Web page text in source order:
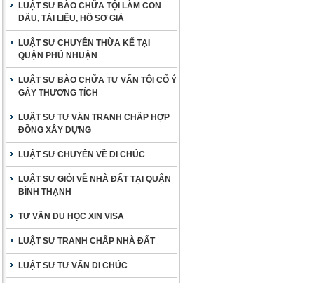
LUẬT SƯ BÀO CHỮA TỘI LÀM CON
DẤU, TÀI LIỆU, HỒ SƠ GIẢ
LUẬT SƯ CHUYÊN THỪA KẾ TẠI
QUẬN PHÚ NHUẬN
LUẬT SƯ BÀO CHỮA TƯ VẤN TỘI CỐ Ý
GÂY THƯƠNG TÍCH
LUẬT SƯ TƯ VẤN TRANH CHẤP HỢP
ĐỒNG XÂY DỰNG
LUẬT SƯ CHUYÊN VỀ DI CHÚC
LUẬT SƯ GIỎI VỀ NHÀ ĐẤT TẠI QUẬN
BÌNH THẠNH
TƯ VẤN DU HỌC XIN VISA
LUẬT SƯ TRANH CHẤP NHÀ ĐẤT
LUẬT SƯ TƯ VẤN DI CHÚC